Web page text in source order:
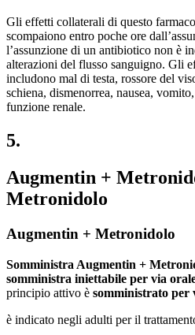
Gli effetti collaterali di questo
scompaiono entro poche ore
l’assunzione di un antibiotico non è
alterazioni del flusso sanguigno. Gli
includono mal di testa, rossore del
schiena, dismenorrea, nausea,
funzione renale.
5.
Augmentin +
Metronidolo
Augmentin + Metronidolo
Somministra Augmentin +
somministra iniettabile per via
principio attivo è somministrato per
è indicato negli adulti per il